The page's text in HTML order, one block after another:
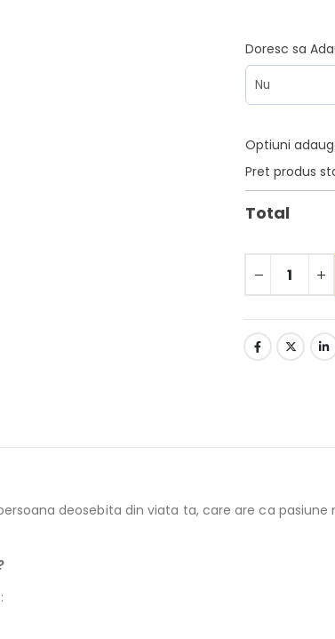
Doresc sa
Optiuni
Pret produs
Total
deosebita din viata ta, care are ca